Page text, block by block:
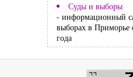
Суды и выборы
- информационный
выборах в Приморье
года